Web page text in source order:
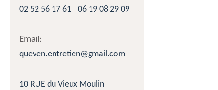
02 52 56 17 61
06 19 08 29 09
Email:
queven.entretien@gmail.com
10 RUE du Vieux Moulin